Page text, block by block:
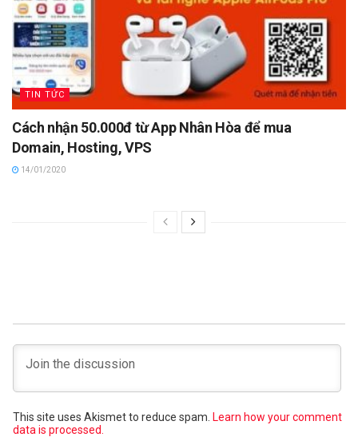
TIN TỨC
Cách nhận 50.000đ từ App Nhân Hòa để mua
Domain, Hosting, VPS
14/01/2020
This site uses Akismet to reduce spam. Learn how your comment
data is processed.